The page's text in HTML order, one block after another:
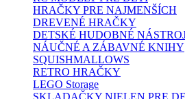
HRAČKY PRE NAJMENŠÍCH
DREVENÉ HRAČKY
DETSKÉ HUDOBNÉ
NÁUČNÉ A ZÁBAVNÉ KNIHY
SQUISHMALLOWS
RETRO HRAČKY
LEGO Storage
SKLADAČKY NIELEN PRE